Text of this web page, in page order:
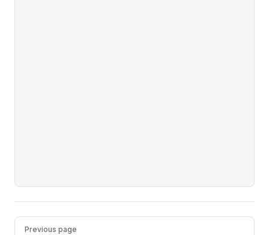
Pager
Previous page